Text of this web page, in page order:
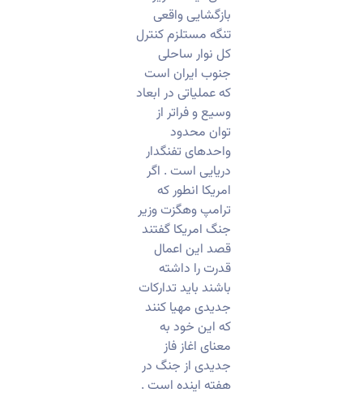
بازگشایی واقعی
تنگه مستلزم کنترل
کل نوار ساحلی
جنوب ایران است
که عملیاتی در ابعاد
وسیع و فراتر از
توان محدود
واحدهای تفنگدار
دریایی است . اگر
امریکا انطور که
ترامپ وهگزت وزیر
جنگ امریکا گفتند
قصد این اعمال
قدرت را داشته
باشند باید تدارکات
جدیدی مهیا کنند
که این خود به
معنای اغاز فاز
جدیدی از جنگ در
هفته اینده است .